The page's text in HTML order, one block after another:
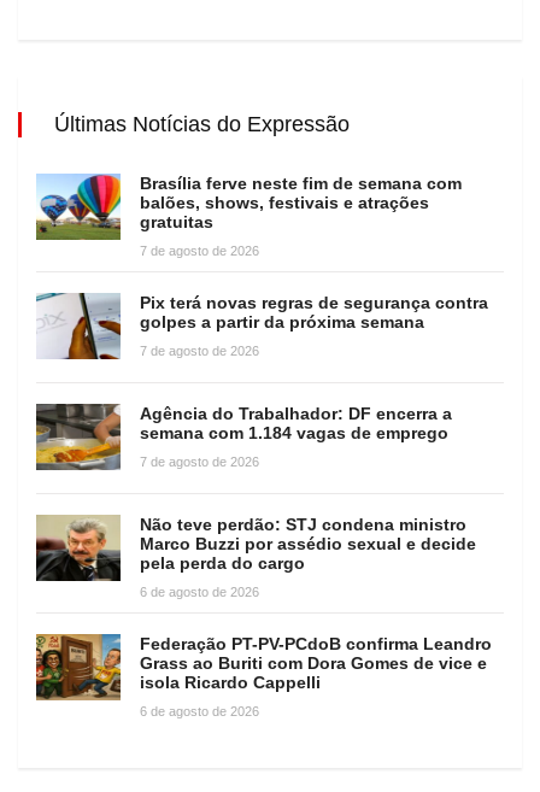
Últimas Notícias do Expressão
Brasília ferve neste fim de semana com
balões, shows, festivais e atrações
gratuitas
7 de agosto de 2026
Pix terá novas regras de segurança contra
golpes a partir da próxima semana
7 de agosto de 2026
Agência do Trabalhador: DF encerra a
semana com 1.184 vagas de emprego
7 de agosto de 2026
Não teve perdão: STJ condena ministro
Marco Buzzi por assédio sexual e decide
pela perda do cargo
6 de agosto de 2026
Federação PT-PV-PCdoB confirma Leandro
Grass ao Buriti com Dora Gomes de vice e
isola Ricardo Cappelli
6 de agosto de 2026